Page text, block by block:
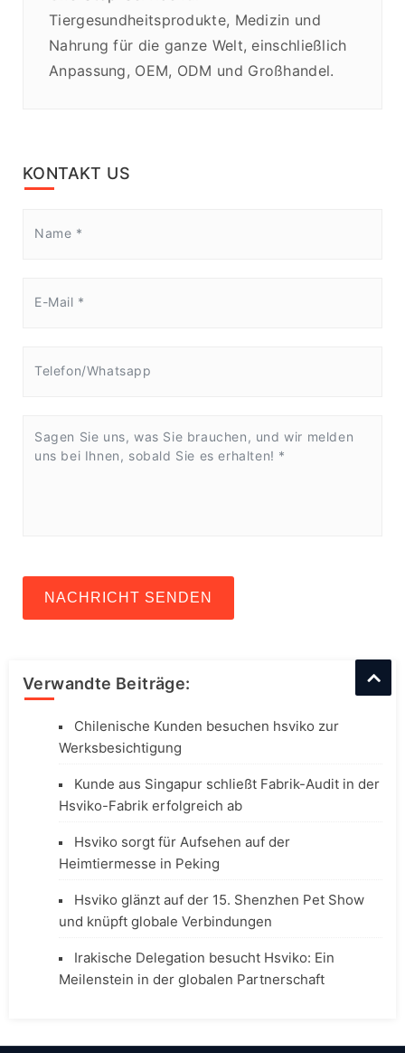
Tiergesundheitsprodukte, Medizin und
Nahrung für die ganze Welt, einschließlich
Anpassung, OEM, ODM und Großhandel.
KONTAKT US
NACHRICHT SENDEN
Verwandte Beiträge:
Chilenische Kunden besuchen hsviko zur
Werksbesichtigung
Kunde aus Singapur schließt Fabrik-Audit in der
Hsviko-Fabrik erfolgreich ab
Hsviko sorgt für Aufsehen auf der
Heimtiermesse in Peking
Hsviko glänzt auf der 15. Shenzhen Pet Show
und knüpft globale Verbindungen
Irakische Delegation besucht Hsviko: Ein
Meilenstein in der globalen Partnerschaft